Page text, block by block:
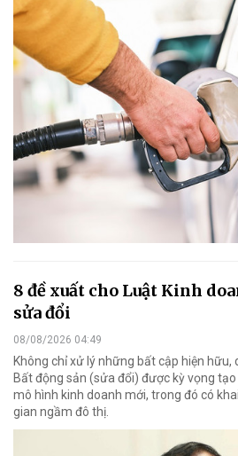
8 đề xuất cho Luật Kinh
sửa đổi
08/08/2026 04:49
Không chỉ xử lý những bất cập hiện hữu,
Bất động sản (sửa đổi) được kỳ vọng
mô hình kinh doanh mới, trong đó có
gian ngầm đô thị.